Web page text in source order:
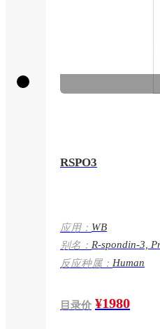
RSPO3
应用： WB
别名： R-spondin-3,
Roof plate-
反应种属： Human
目录价 ¥1980